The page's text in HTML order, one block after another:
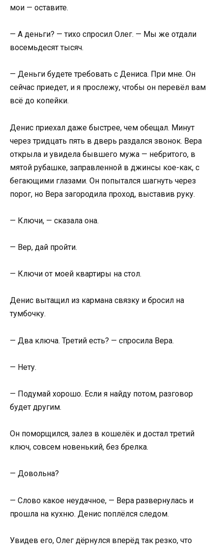
мои — оставите.
— А деньги? — тихо спросил Олег. — Мы же отдали
восемьдесят тысяч.
— Деньги будете требовать с Дениса. При мне. Он
сейчас приедет, и я прослежу, чтобы он перевёл вам
всё до копейки.
Денис приехал даже быстрее, чем обещал. Минут
через тридцать пять в дверь раздался звонок. Вера
открыла и увидела бывшего мужа — небритого, в
мятой рубашке, заправленной в джинсы кое-как, с
бегающими глазами. Он попытался шагнуть через
порог, но Вера загородила проход, выставив руку.
— Ключи, — сказала она.
— Вер, дай пройти.
— Ключи от моей квартиры на стол.
Денис вытащил из кармана связку и бросил на
тумбочку.
— Два ключа. Третий есть? — спросила Вера.
— Нету.
— Подумай хорошо. Если я найду потом, разговор
будет другим.
Он поморщился, залез в кошелёк и достал третий
ключ, совсем новенький, без брелка.
— Довольна?
— Слово какое неудачное, — Вера развернулась и
прошла на кухню. Денис поплёлся следом.
Увидев его, Олег дёрнулся вперёд так резко, что